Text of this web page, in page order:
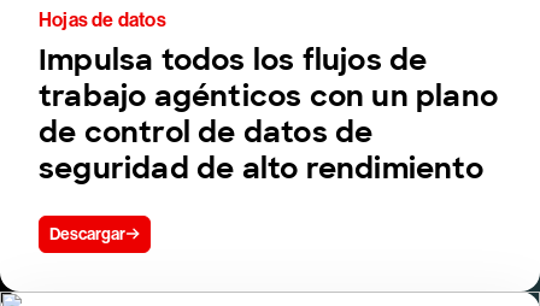
Hojas de datos
Impulsa todos los flujos de
trabajo agénticos con un plano
de control de datos de
seguridad de alto rendimiento
Descargar